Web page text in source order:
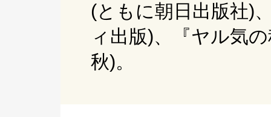
(ともに朝日出版社)
ィ出版)、『ヤル気
秋)。